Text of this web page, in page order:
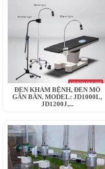
ĐÈN KHÁM BỆNH, ĐÈN MỔ
GẮN BÀN. MODEL: JD1000L,
JD1200J,...